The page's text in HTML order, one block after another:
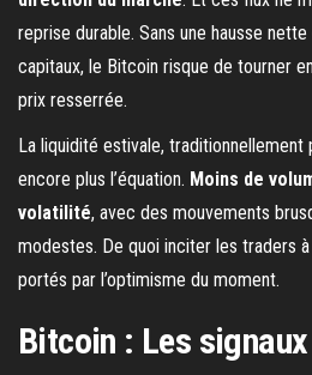
reprise durable. Sans une hausse
capitaux, le Bitcoin risque de tourner
prix resserrée.
La liquidité estivale, traditionnellement
encore plus l’équation. Moins de
volatilité, avec des mouvements
modestes. De quoi inciter les traders
portés par l’optimisme du moment.
Bitcoin : Les